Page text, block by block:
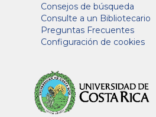
Consejos de búsqueda
Consulte a un Bibliotecario
Preguntas Frecuentes
Configuración de cookies